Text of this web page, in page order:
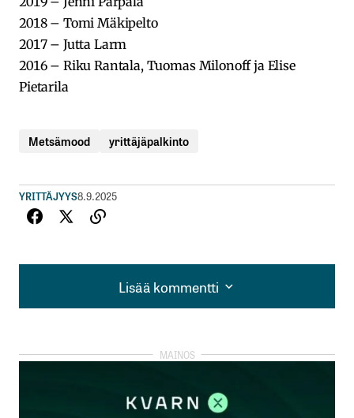
2018 – Tomi Mäkipelto
2017 – Jutta Larm
2016 – Riku Rantala, Tuomas Milonoff ja Elise
Pietarila
Metsämood yrittäjäpalkinto
YRITTÄJYYS8.9.2025
Lisää kommentti
Lisää kommentti
kirjautua
rekisteröityä